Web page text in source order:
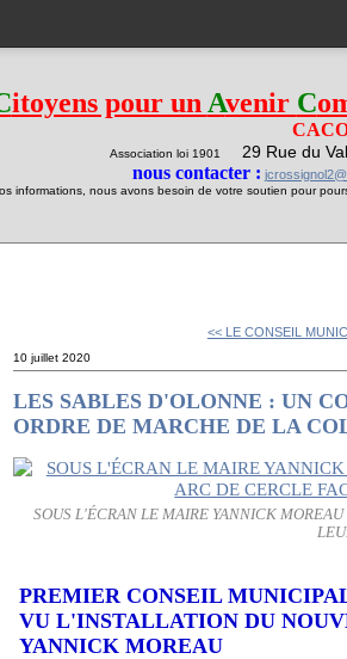
itoyens pour un Avenir C
Association loi 1901 29 Rue du
nous contacter :
informations, nous avons besoin de votre soutien pour
<< LE CONSEIL
10 juillet 2020
LES SABLES D'OLONNE : UN
ORDRE DE MARCHE DE LA
SOUS L'ÉCRAN LE MAIRE YANNICK
PREMIER CONSEIL
VU L'INSTALLATION DU
YANNICK MOREAU